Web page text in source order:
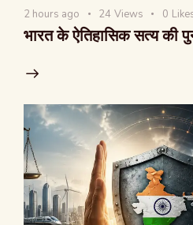
2 hours ago 24 Views 0
भारत के ऐतिहासिक सत्य की